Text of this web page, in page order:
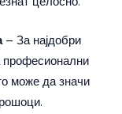
– За најдобри
професионални
може да значи